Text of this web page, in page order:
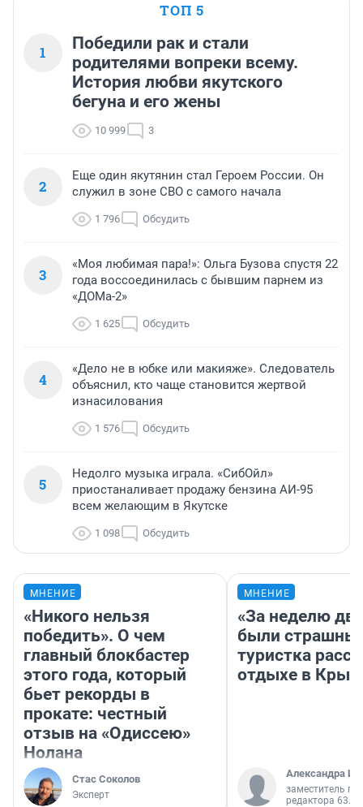
ТОП 5
1
Победили рак и стали
родителями вопреки всему.
История любви якутского
бегуна и его жены
10 999 3
2
Еще один якутянин стал Героем России. Он
служил в зоне СВО с самого начала
1 796 Обсудить
3
«Моя любимая пара!»: Ольга Бузова спустя 22
года воссоединилась с бывшим парнем из
«ДОМа-2»
1 625 Обсудить
4
«Дело не в юбке или макияже». Следователь
объяснил, кто чаще становится жертвой
изнасилования
1 576 Обсудить
5
Недолго музыка играла. «СибОйл»
приостаналивает продажу бензина АИ-95
всем желающим в Якутске
1 098 Обсудить
МНЕНИЕ
«Никого нельзя
победить». О чем
главный блокбастер
этого года, который
бьет рекорды в
прокате: честный
отзыв на «Одиссею»
Нолана
Стас Соколов
Эксперт
МНЕНИЕ
«За неделю
были
туристка
отдыхе в
Александра
заместитель
редактора 63.RU